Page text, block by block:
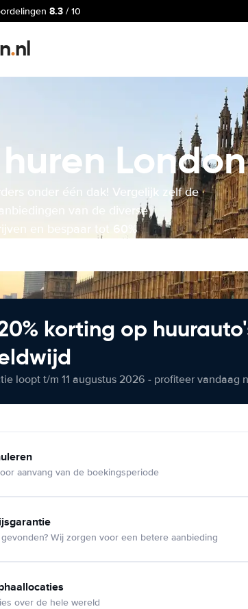
8.3 / 10
.nl
huren
onder één dak! Vergelijk zelf de
van de diverse
en bespaar tot 60%
korting op
loopt t/m 11 augustus 2026 - profiteer vandaag
aanvang van de boekingsperiode
Wij zorgen voor een betere aanbieding
over de hele wereld